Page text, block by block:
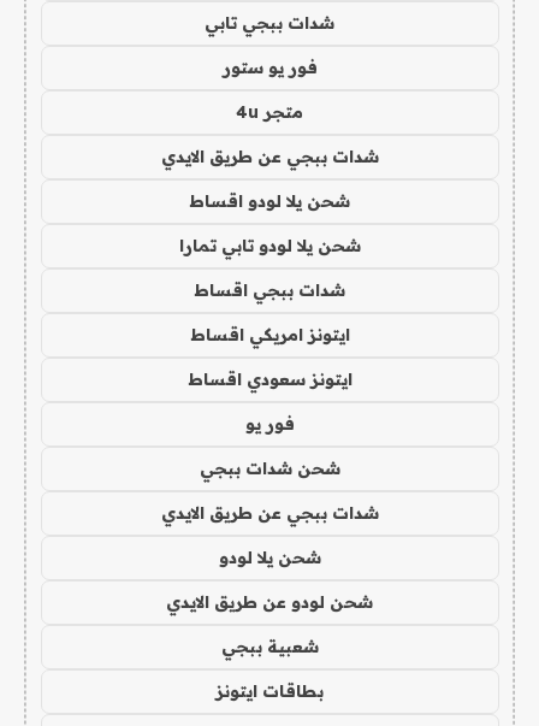
شدات ببجي تابي
فور يو ستور
متجر 4u
شدات ببجي عن طريق الايدي
شحن يلا لودو اقساط
شحن يلا لودو تابي تمارا
شدات ببجي اقساط
ايتونز امريكي اقساط
ايتونز سعودي اقساط
فور يو
شحن شدات ببجي
شدات ببجي عن طريق الايدي
شحن يلا لودو
شحن لودو عن طريق الايدي
شعبية ببجي
بطاقات ايتونز